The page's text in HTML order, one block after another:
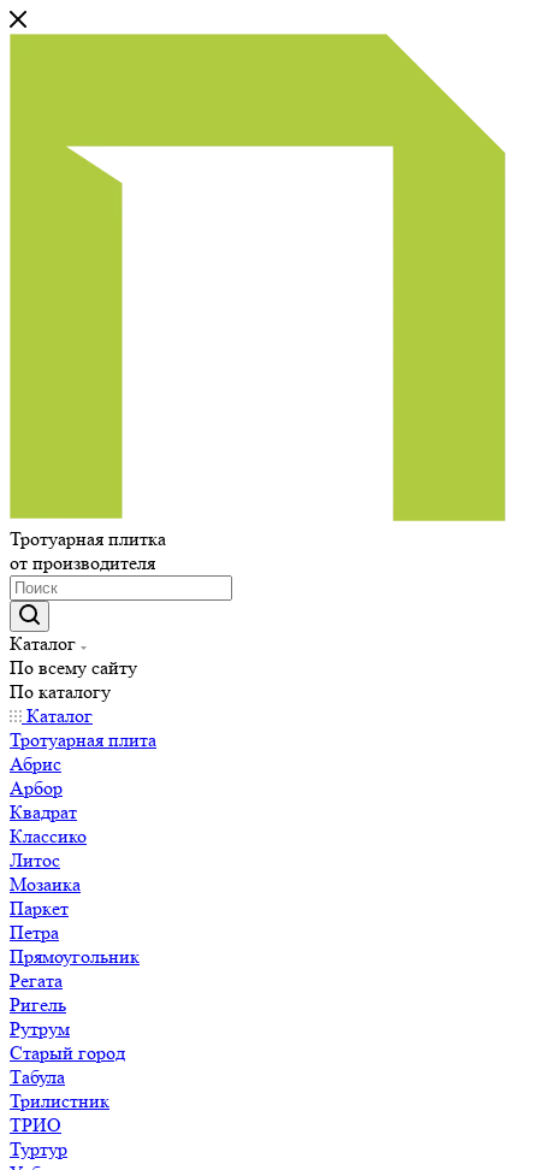
Тротуарная плитка
от производителя
Каталог
По всему сайту
По каталогу
Каталог
Тротуарная плита
Абрис
Арбор
Квадрат
Классико
Литос
Мозаика
Паркет
Петра
Прямоугольник
Регата
Ригель
Рутрум
Старый город
Табула
Трилистник
ТРИО
Туртур